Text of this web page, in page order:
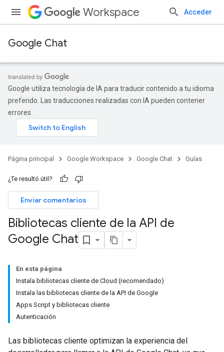
Workspace Acceder
Google Chat
Google utiliza tecnología de IA para traducir contenido a tu idioma
preferido. Las traducciones realizadas con IA pueden contener
errores.
Página principal Google Workspace Google Chat Guías
¿Te resultó útil?
Enviar comentarios
Bibliotecas cliente de la API de
Google Chat
En esta página
Instala bibliotecas cliente de Cloud (recomendado)
Instala las bibliotecas cliente de la API de Google
Apps Script y bibliotecas cliente
Autenticación
Las bibliotecas cliente optimizan la experiencia del